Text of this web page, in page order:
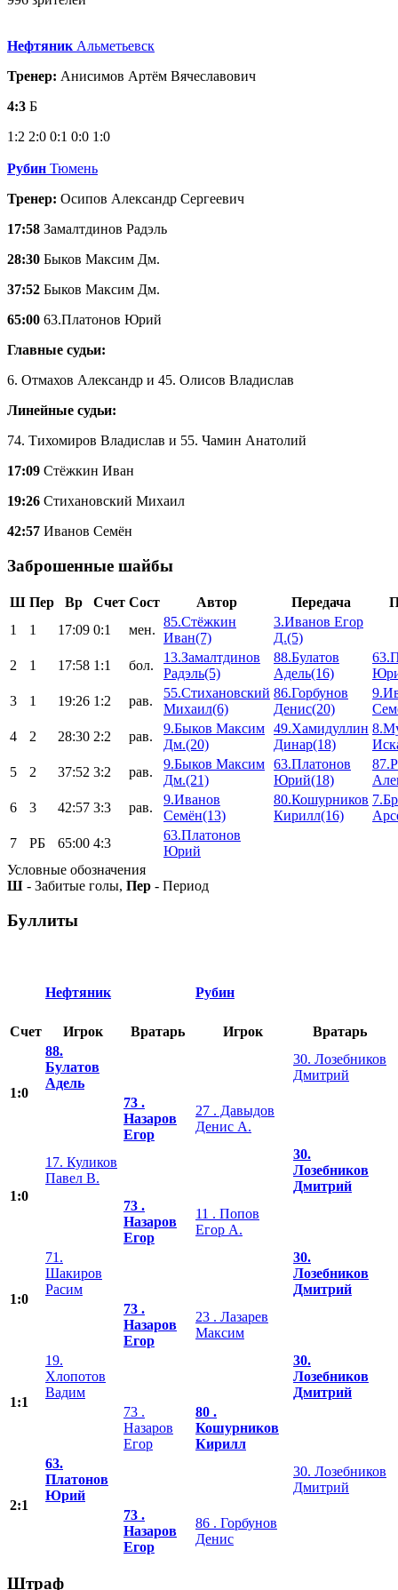
Нефтяник Альметьевск
Тренер: Анисимов Артём Вячеславович
4:3 Б
1:2 2:0 0:1 0:0 1:0
Рубин Тюмень
Тренер: Осипов Александр Сергеевич
17:58 Замалтдинов Радэль
28:30 Быков Максим Дм.
37:52 Быков Максим Дм.
65:00 63.Платонов Юрий
Главные судьи:
6. Отмахов Александр и 45. Олисов Владислав
Линейные судьи:
74. Тихомиров Владислав и 55. Чамин Анатолий
17:09 Стёжкин Иван
19:26 Стихановский Михаил
42:57 Иванов Семён
Заброшенные шайбы
Ш Пер Вр Счет Сост Автор Передача
1
1 17:09 0:1 мен.
85.Стёжкин
Иван(7)
3.Иванов Егор
Д.(5)
2
1 17:58 1:1 бол.
13.Замалтдинов
Радэль(5)
88.Булатов
Адель(16)
3
1 19:26 1:2 рав.
55.Стихановский
Михаил(6)
86.Горбунов
Денис(20)
4
2 28:30 2:2 рав.
9.Быков Максим
Дм.(20)
49.Хамидуллин
Динар(18)
5
2 37:52 3:2 рав.
9.Быков Максим
Дм.(21)
63.Платонов
Юрий(18)
6
3 42:57 3:3 рав.
9.Иванов
Семён(13)
80.Кошурников
Кирилл(16)
7
РБ 65:00 4:3
63.Платонов
Юрий
Условные обозначения
Ш - Забитые голы, Пер - Период
Буллиты
Нефтяник Рубин
Счет Игрок Вратарь Игрок Вратарь
1:0
88.
Булатов
Адель
30. Лозебников
Дмитрий
73 .
Назаров
Егор
27 . Давыдов
Денис А.
1:0
17. Куликов
Павел В.
30.
Лозебников
Дмитрий
73 .
Назаров
Егор
11 . Попов
Егор А.
1:0
71.
Шакиров
Расим
30.
Лозебников
Дмитрий
73 .
Назаров
Егор
23 . Лазарев
Максим
1:1
19.
Хлопотов
Вадим
30.
Лозебников
Дмитрий
73 .
Назаров
Егор
80 .
Кошурников
Кирилл
2:1
63.
Платонов
Юрий
30. Лозебников
Дмитрий
73 .
Назаров
Егор
86 . Горбунов
Денис
Штраф